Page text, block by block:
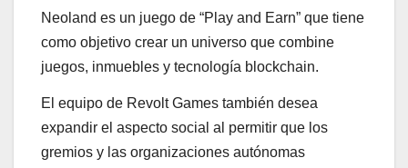
Neoland es un juego de “Play and Earn” que tiene
como objetivo crear un universo que combine
juegos, inmuebles y tecnología blockchain.
El equipo de Revolt Games también desea
expandir el aspecto social al permitir que los
gremios y las organizaciones autónomas